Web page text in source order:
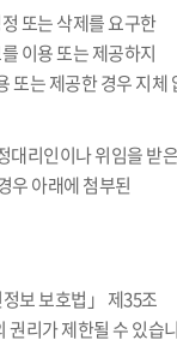
또는 삭제를 요구한
이용 또는 제공하지
또는 제공한 경우 지체
대리인이나 위임을 받
우 아래에 첨부된
보 보호법」 제35조
권리가 제한될 수 있습